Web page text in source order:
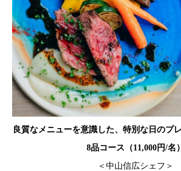
良質なメニューを意識した、特別な日のプ
8品コース（11,000円/名）
＜中山信広シェフ＞